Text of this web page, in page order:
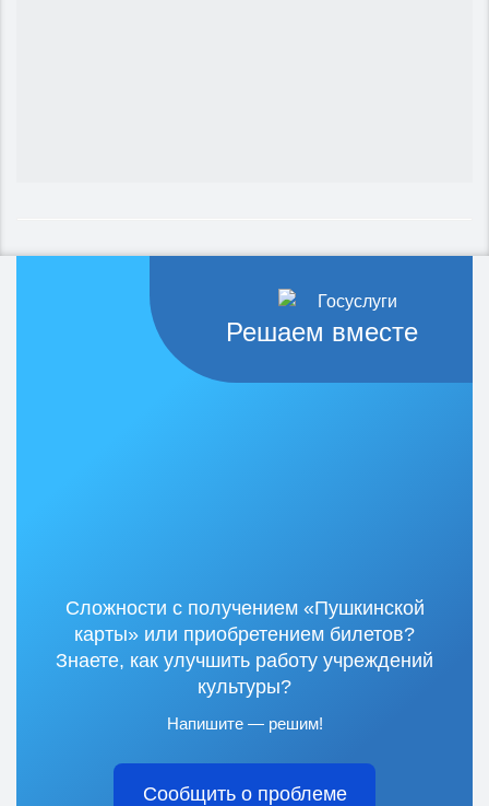
Решаем вместе
Сложности с получением «Пушкинской
карты» или приобретением билетов?
Знаете, как улучшить работу учреждений
культуры?
Напишите — решим!
Сообщить о проблеме